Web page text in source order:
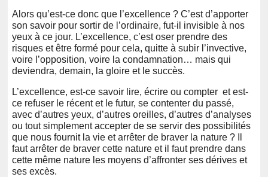
Alors qu’est-ce donc que l’excellence ? C’est d’apporter
son savoir pour sortir de l’ordinaire, fut-il invisible à nos
yeux à ce jour. L’excellence, c’est oser prendre des
risques et être formé pour cela, quitte à subir l’invective,
voire l’opposition, voire la condamnation… mais qui
deviendra, demain, la gloire et le succès.
L’excellence, est-ce savoir lire, écrire ou compter et est-
ce refuser le récent et le futur, se contenter du passé,
avec d’autres yeux, d’autres oreilles, d’autres d’analyses
ou tout simplement accepter de se servir des possibilités
que nous fournit la vie et arrêter de braver la nature ? Il
faut arrêter de braver cette nature et il faut prendre dans
cette même nature les moyens d’affronter ses dérives et
ses excès.